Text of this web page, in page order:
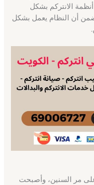
الانتركم بشكل
أن النظام يعمل بشكل
مر السنين، وأصبحت